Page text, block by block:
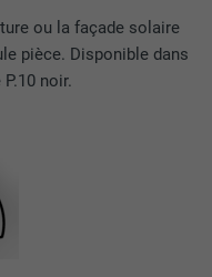
ou la façade solaire
pièce. Disponible dans
noir.